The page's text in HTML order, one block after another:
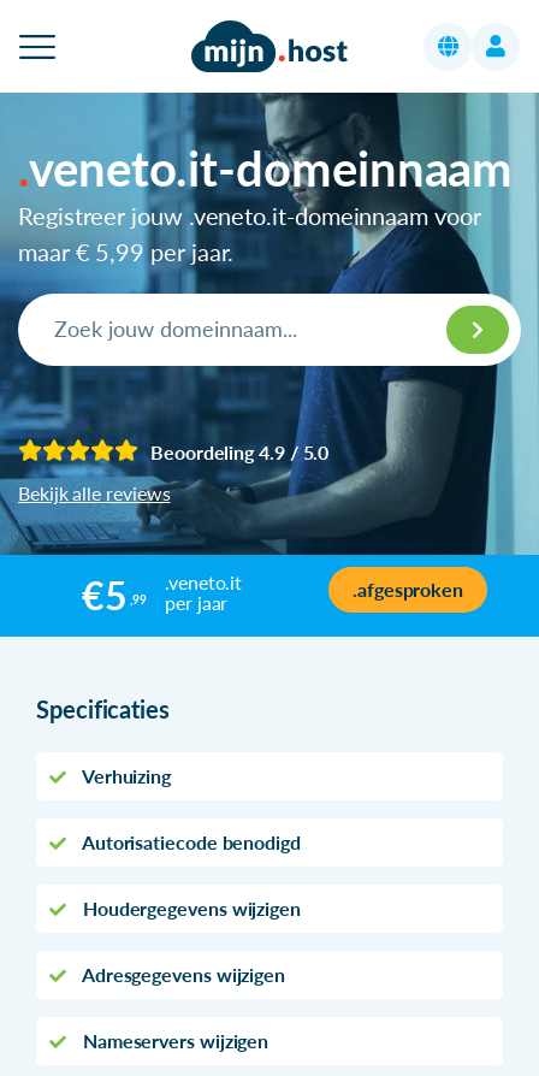
veneto.it-domeinnaam
Registreer jouw .veneto.it-domeinnaam voor
maar € 5,99 per jaar.
Beoordeling 4.9 / 5.0
Bekijk alle reviews
€5 ,99
.veneto.it
per jaar
.afgesproken
Specificaties
Verhuizing
Autorisatiecode benodigd
Houdergegevens wijzigen
Adresgegevens wijzigen
Nameservers wijzigen